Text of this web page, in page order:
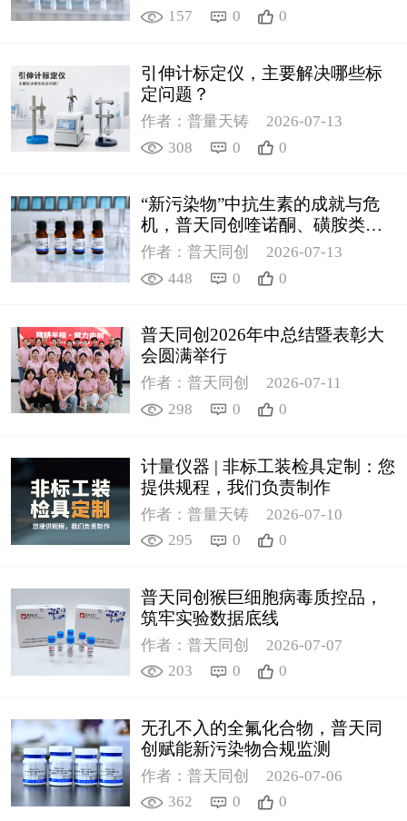
157
0 0
引伸计标定仪，主要解决哪些标
定问题？
作者：普量天铸
2026-07-13
308
0 0
“新污染物”中抗生素的成就与危
机，普天同创喹诺酮、磺胺类质
控新品筑牢环境安全防线
作者：普天同创
2026-07-13
448
0 0
普天同创2026年中总结暨表彰大
会圆满举行
作者：普天同创
2026-07-11
298
0 0
计量仪器 | 非标工装检具定制：您
提供规程，我们负责制作
作者：普量天铸
2026-07-10
295
0 0
普天同创猴巨细胞病毒质控品，
筑牢实验数据底线
作者：普天同创
2026-07-07
203
0 0
无孔不入的全氟化合物，普天同
创赋能新污染物合规监测
作者：普天同创
2026-07-06
362
0 0